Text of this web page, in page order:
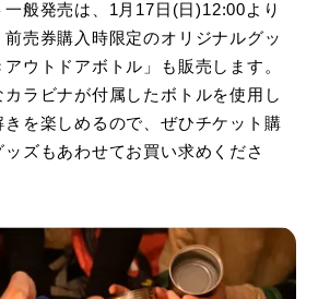
般発売は、1月17日(日)12:00より
売券購入時限定のオリジナルグッ
ウトドアボトル」も販売します。
ラビナが付属したボトルを使用し
を楽しめるので、ぜひチケット購
ズもあわせてお買い求めくださ